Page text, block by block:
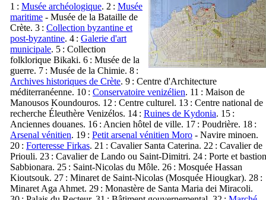
1 : Musée archéologique. 2 : Musée
maritime - Musée de la Bataille de
Crète. 3 : Collection byzantine et
post-byzantine. 4 : Galerie d'art
municipale. 5 : Collection
folklorique Bikaki. 6 : Musée de la
guerre. 7 : Musée de la Chimie. 8 :
Archives historiques de Crète. 9 : Centre d'Architecture
méditerranéenne. 10 : Conservatoire venizélien. 11 : Maison de
Manousos Koundouros. 12 : Centre culturel. 13 : Centre national de
recherche Éleuthère Venizélos. 14 : Ruines de Kydonia. 15 :
Anciennes douanes. 16 : Ancien hôtel de ville. 17 : Poudrière. 18 :
Arsenal vénitien. 19 : Petit arsenal vénitien Moro - Navire minoen.
20 : Forteresse Firkas. 21 : Cavalier Santa Caterina. 22 : Cavalier de
Priouli. 23 : Cavalier de Lando ou Saint-Dimitri. 24 : Porte et bastion
Sabbionara. 25 : Saint-Nicolas du Môle. 26 : Mosquée Hassan
Kioutsouk. 27 : Minaret de Saint-Nicolas (Mosquée Hiougkar). 28 :
Minaret Aga Ahmet. 29 : Monastère de Santa Maria dei Miracoli.